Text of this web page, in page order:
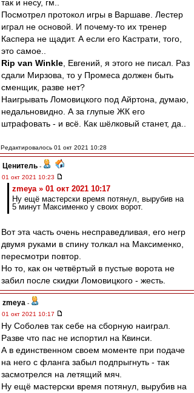
так и несу, гм..
Посмотрел протокол игры в Варшаве. Лестер
играл не основой. И почему-то их тренер
Каспера не щадит. А если его Кастрати, того,
это самое..
Rip van Winkle , Евгений, я этого не писал. Раз
сдали Мирзова, то у Промеса должен быть
сменщик, разве нет?
Наигрывать Ломовицкого под Айртона, думаю,
недальновидно. А за глупые ЖК его
штрафовать - и всё. Как шёлковый станет, да..
Редактировалось 01 окт 2021 10:28
Ценитель -
01 окт 2021 10:23
zmeya » 01 окт 2021 10:17
Ну ещё мастерски время потянул, вырубив на
5 минут Максименко у своих ворот.
Вот эта часть очень несправедливая, его негр
двумя руками в спину толкал на Максименко,
пересмотри повтор.
Но то, как он четвёртый в пустые ворота не
забил после скидки Ломовицкого - жесть.
zmeya -
01 окт 2021 10:17
Ну Соболев так себе на сборную наиграл.
Разве что пас не испортил на Квинси.
А в единственном своем моменте при подаче
на него с фланга забыл подпрыгнуть - так
засмотрелся на летящий мяч.
Ну ещё мастерски время потянул, вырубив на